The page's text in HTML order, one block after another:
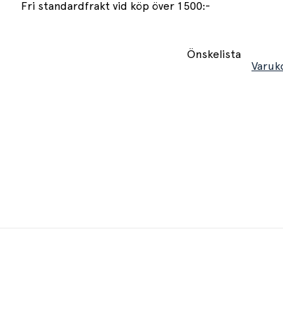
Fri standardfrakt vid köp över 1500:-
Önskelista